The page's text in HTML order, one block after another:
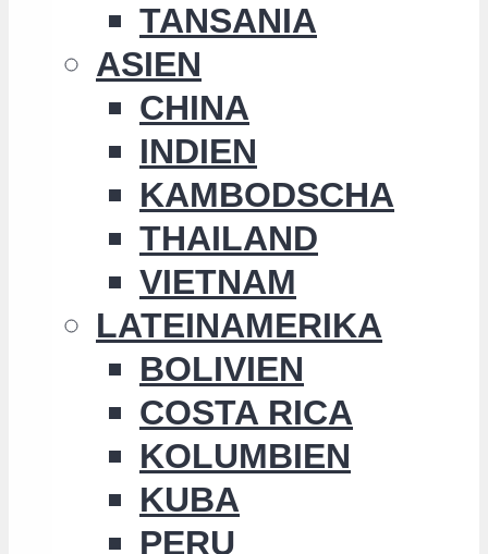
TANSANIA
ASIEN
CHINA
INDIEN
KAMBODSCHA
THAILAND
VIETNAM
LATEINAMERIKA
BOLIVIEN
COSTA RICA
KOLUMBIEN
KUBA
PERU